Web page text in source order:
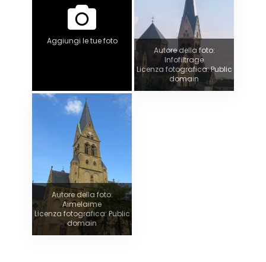
Aggiungi le tue foto
Autore della foto:
Infofiltrage
Licenza fotografica: Public
domain
Autore della foto:
Aimelaime
Licenza fotografica: Public
domain